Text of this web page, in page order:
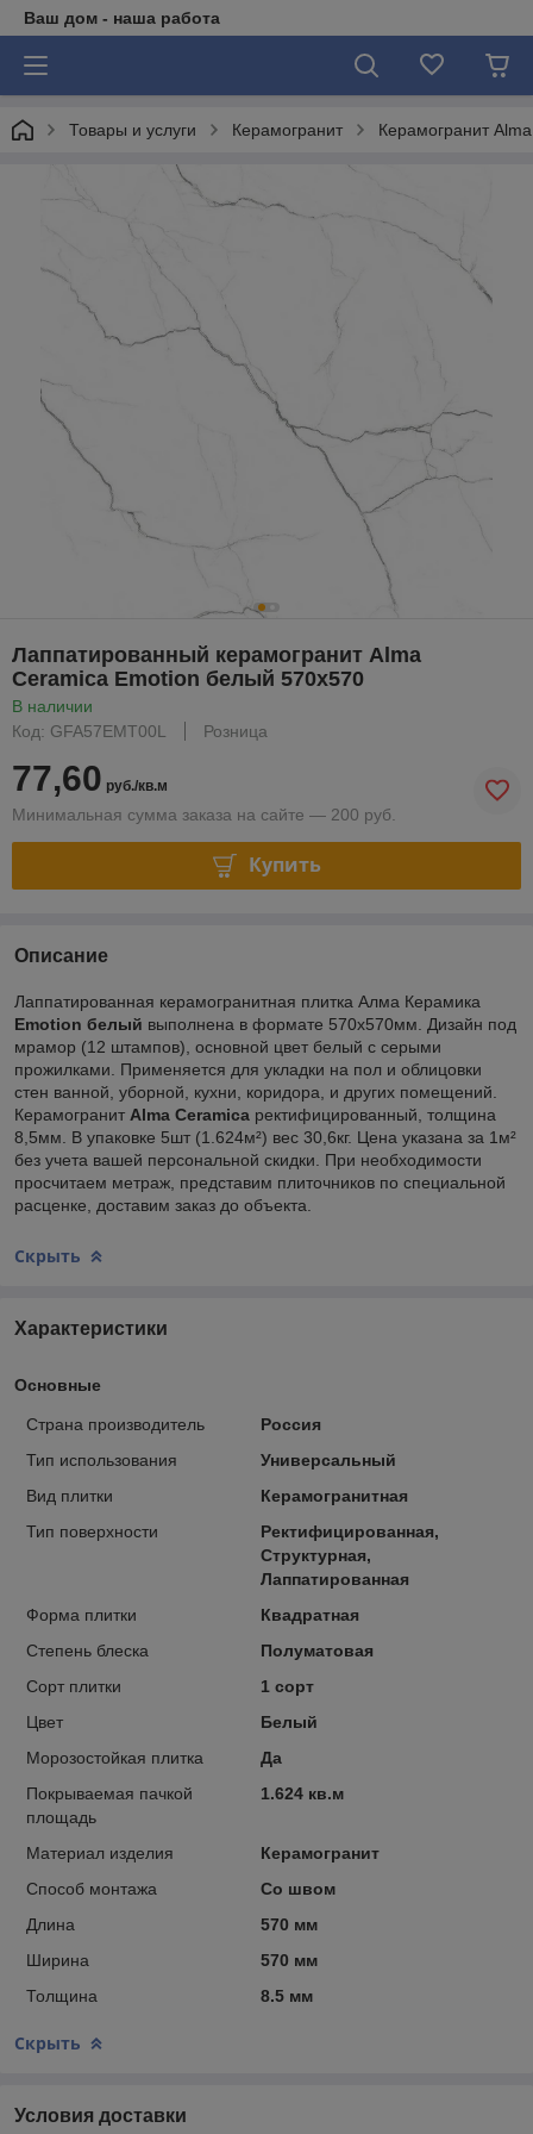
Ваш дом - наша работа
Товары и услуги Керамогранит Керамогранит
Лаппатированный керамогранит Alma
Ceramica Emotion белый 570х570
В наличии
Код: GFA57EMT00L
Розница
77,60 руб./кв.м
Минимальная сумма заказа на сайте — 200 руб.
Купить
Описание
Лаппатированная керамогранитная плитка Алма Керамика
Emotion белый выполнена в формате 570х570мм. Дизайн под
мрамор (12 штампов), основной цвет белый с серыми
прожилками. Применяется для укладки на пол и облицовки
стен ванной, уборной, кухни, коридора, и других помещений.
Керамогранит Alma Ceramica ректифицированный, толщина
8,5мм. В упаковке 5шт (1.624м²) вес 30,6кг. Цена указана за 1м²
без учета вашей персональной скидки. При необходимости
просчитаем метраж, представим плиточников по специальной
расценке, доставим заказ до объекта.
Скрыть
Характеристики
Основные
Страна производитель
Россия
Тип использования
Универсальный
Вид плитки
Керамогранитная
Тип поверхности
Ректифицированная,
Структурная,
Лаппатированная
Форма плитки
Квадратная
Степень блеска
Полуматовая
Сорт плитки
1 сорт
Цвет
Белый
Морозостойкая плитка
Да
Покрываемая пачкой
площадь
1.624 кв.м
Материал изделия
Керамогранит
Способ монтажа
Со швом
Длина
570 мм
Ширина
570 мм
Толщина
8.5 мм
Скрыть
Условия доставки